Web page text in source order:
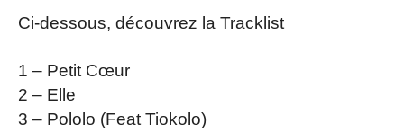
Ci-dessous, découvrez la Tracklist
1 – Petit Cœur
2 – Elle
3 – Pololo (Feat Tiokolo)